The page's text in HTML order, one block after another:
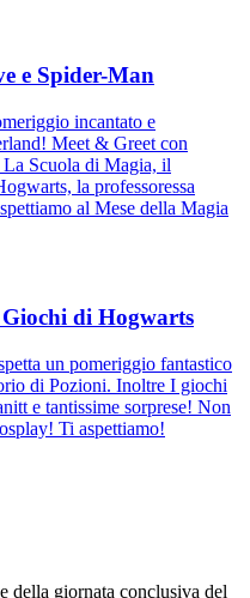
e Spider-Man
incantato e
Meet & Greet con
Scuola di Magia, il
la professoressa
al Mese della Magia
di Hogwarts
un pomeriggio fantastico
di Pozioni. Inoltre I giochi
e tantissime sorprese! Non
Ti aspettiamo!
della giornata conclusiva del